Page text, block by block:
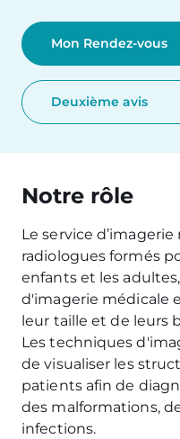
Mon Rendez-vous
Deuxième avis
Notre rôle
Le service
radiologues formés
enfants et les
d'imagerie médicale
leur taille et de leurs
Les techniques
de visualiser les
patients afin de
des malformations,
infections.